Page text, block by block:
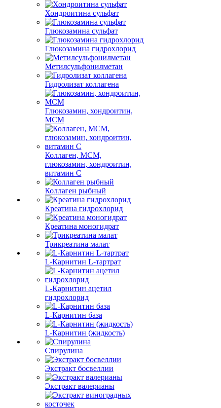
Хондроитина сульфат
Глюкозамина сульфат
Глюкозамина гидрохлорид
Метилсульфонилметан
Гидролизат коллагена
Глюкозамин, хондроитин,
МСМ
Коллаген, МСМ,
глюкозамин, хондроитин,
витамин С
Коллаген рыбный
Креатина гидрохлорид
Креатина моногидрат
Трикреатина малат
L-Карнитин L-тартрат
L-Карнитин ацетил
гидрохлорид
L-Карнитин база
L-Карнитин (жидкость)
Спирулина
Экстракт босвеллии
Экстракт валерианы